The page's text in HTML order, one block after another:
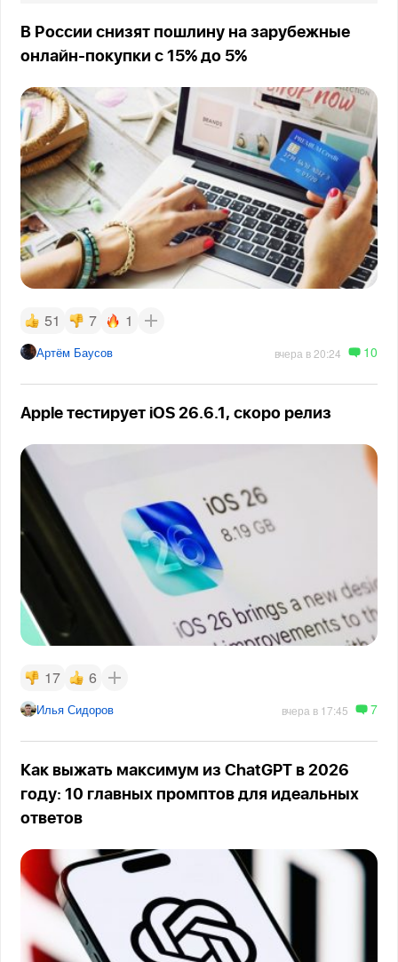
В России снизят пошлину на зарубежные
онлайн-покупки с 15% до 5%
51 7 1
Артём Баусов вчера в 20:24 10
Apple тестирует iOS 26.6.1, скоро релиз
17 6
Илья Сидоров вчера в 17:45 7
Как выжать максимум из ChatGPT в 2026
году: 10 главных промптов для идеальных
ответов